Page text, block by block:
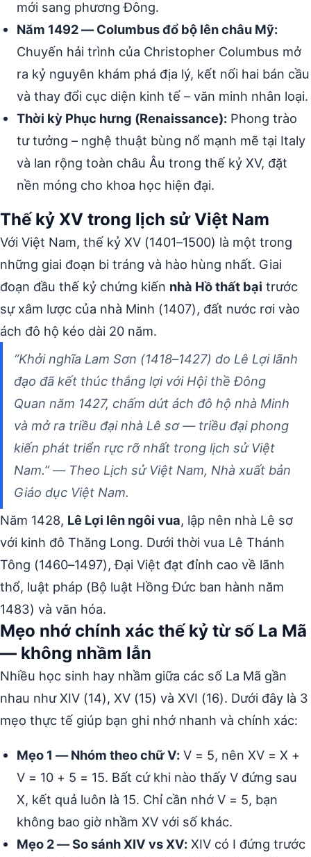
mới sang phương Đông.
Năm 1492 — Columbus đổ bộ lên châu Mỹ:
Chuyến hải trình của Christopher Columbus mở
ra kỷ nguyên khám phá địa lý, kết nối hai bán cầu
và thay đổi cục diện kinh tế – văn minh nhân loại.
Thời kỳ Phục hưng (Renaissance): Phong trào
tư tưởng – nghệ thuật bùng nổ mạnh mẽ tại Italy
và lan rộng toàn châu Âu trong thế kỷ XV, đặt
nền móng cho khoa học hiện đại.
Thế kỷ XV trong lịch sử Việt Nam
Với Việt Nam, thế kỷ XV (1401–1500) là một trong
những giai đoạn bi tráng và hào hùng nhất. Giai
đoạn đầu thế kỷ chứng kiến nhà Hồ thất bại trước
sự xâm lược của nhà Minh (1407), đất nước rơi vào
ách đô hộ kéo dài 20 năm.
“Khởi nghĩa Lam Sơn (1418–1427) do Lê Lợi lãnh
đạo đã kết thúc thắng lợi với Hội thề Đông
Quan năm 1427, chấm dứt ách đô hộ nhà Minh
và mở ra triều đại nhà Lê sơ — triều đại phong
kiến phát triển rực rỡ nhất trong lịch sử Việt
Nam.” — Theo Lịch sử Việt Nam, Nhà xuất bản
Giáo dục Việt Nam.
Năm 1428, Lê Lợi lên ngôi vua, lập nên nhà Lê sơ
với kinh đô Thăng Long. Dưới thời vua Lê Thánh
Tông (1460–1497), Đại Việt đạt đỉnh cao về lãnh
thổ, luật pháp (Bộ luật Hồng Đức ban hành năm
1483) và văn hóa.
Mẹo nhớ chính xác thế kỷ từ số La Mã
— không nhầm lẫn
Nhiều học sinh hay nhầm giữa các số La Mã gần
nhau như XIV (14), XV (15) và XVI (16). Dưới đây là 3
mẹo thực tế giúp bạn ghi nhớ nhanh và chính xác:
Mẹo 1 — Nhóm theo chữ V: V = 5, nên XV = X +
V = 10 + 5 = 15. Bất cứ khi nào thấy V đứng sau
X, kết quả luôn là 15. Chỉ cần nhớ V = 5, bạn
không bao giờ nhầm XV với số khác.
Mẹo 2 — So sánh XIV vs XV: XIV có I đứng trước